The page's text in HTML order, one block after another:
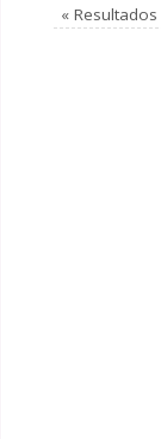
«Resultados